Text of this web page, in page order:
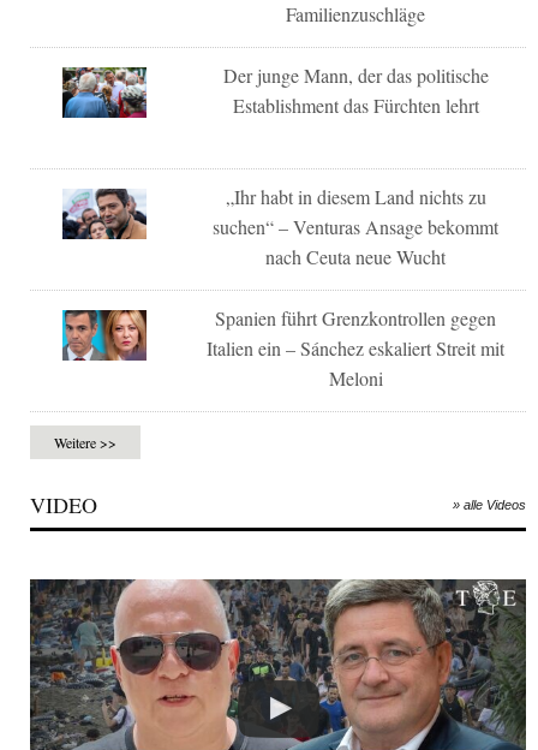
Familienzuschläge
Der junge Mann, der das politische
Establishment das Fürchten lehrt
„Ihr habt in diesem Land nichts zu
suchen“ – Venturas Ansage bekommt
nach Ceuta neue Wucht
Spanien führt Grenzkontrollen gegen
Italien ein – Sánchez eskaliert Streit mit
Meloni
Weitere >>
VIDEO » alle Videos